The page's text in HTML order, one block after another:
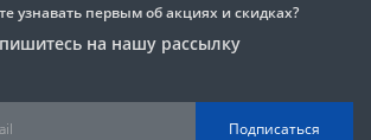
узнавать первым об акциях и скидках?
на нашу рассылку
Подписаться